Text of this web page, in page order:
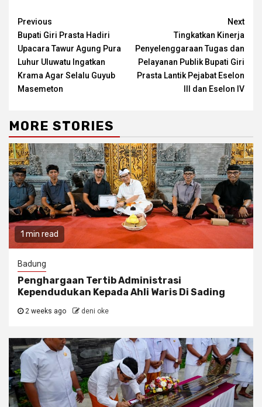
Continue
Reading
Previous
Bupati Giri Prasta Hadiri
Upacara Tawur Agung Pura
Luhur Uluwatu Ingatkan
Krama Agar Selalu Guyub
Masemeton
Next
Tingkatkan Kinerja
Penyelenggaraan Tugas dan
Pelayanan Publik Bupati Giri
Prasta Lantik Pejabat Eselon
III dan Eselon IV
MORE STORIES
1 min read
Badung
Penghargaan Tertib Administrasi
Kependudukan Kepada Ahli Waris Di Sading
2 weeks ago deni oke